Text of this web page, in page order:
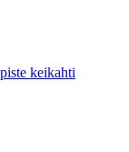
keikahti